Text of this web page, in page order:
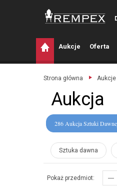
Aukcje Oferta
Strona główna Aukcje
Aukcja
286 Aukcja Sztuki
Sztuka dawna
Pokaż przedmiot: